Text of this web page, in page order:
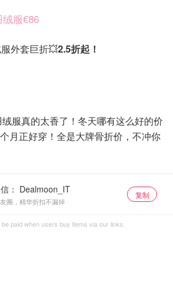
服€86
外套巨折💥2.5折起！
绒服真的太香了！冬天哪有这么好的价
月正好穿！全是大牌骨折价，不冲你
：
圈，精华折扣不漏掉
复制
paid when users buy items via our links.